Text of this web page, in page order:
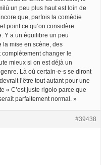
un peu plus haut est loin de
que, parfois la comédie
point ce qu’on considère
Y a un équilibre un peu
la mise en scène, des
changer le
mieux si on est déjà un
Là où certain-e-s se diront
l’être tout autant pour une
« C’est juste rigolo parce que
parfaitement normal. »
#39438